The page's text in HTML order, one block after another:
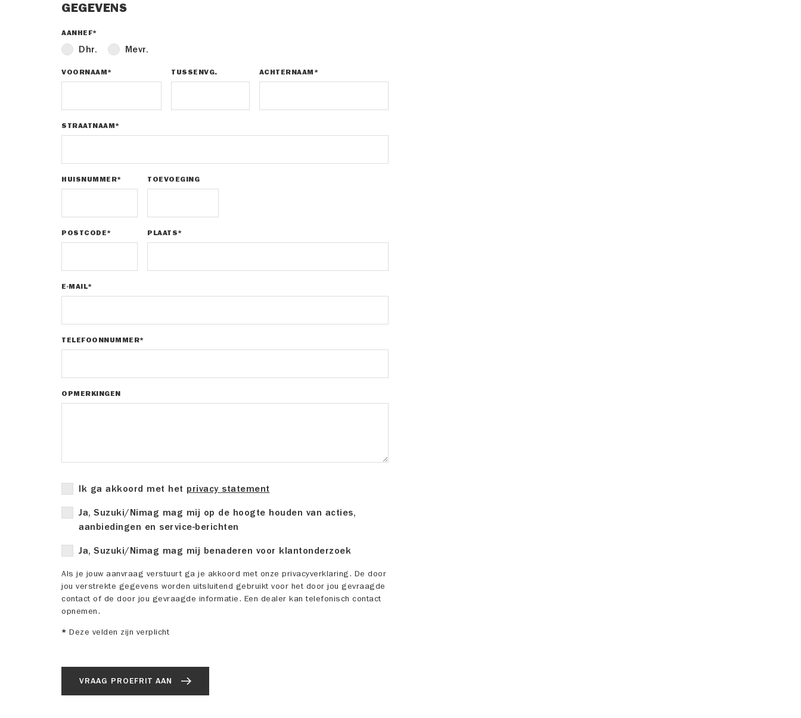
GEGEVENS
AANHEF*
Dhr. Mevr.
VOORNAAM* TUSSENVG. ACHTERNAAM*
STRAATNAAM*
HUISNUMMER* TOEVOEGING
POSTCODE* PLAATS*
E-MAIL*
TELEFOONNUMMER*
OPMERKINGEN
Ik ga akkoord met het privacy statement
Ja, Suzuki/Nimag mag mij op de hoogte houden van acties,
aanbiedingen en service-berichten
Ja, Suzuki/Nimag mag mij benaderen voor klantonderzoek
Als je jouw aanvraag verstuurt ga je akkoord met onze privacyverklaring. De door
jou verstrekte gegevens worden uitsluitend gebruikt voor het door jou gevraagde
contact of de door jou gevraagde informatie. Een dealer kan telefonisch contact
opnemen.
* Deze velden zijn verplicht
VRAAG PROEFRIT AAN